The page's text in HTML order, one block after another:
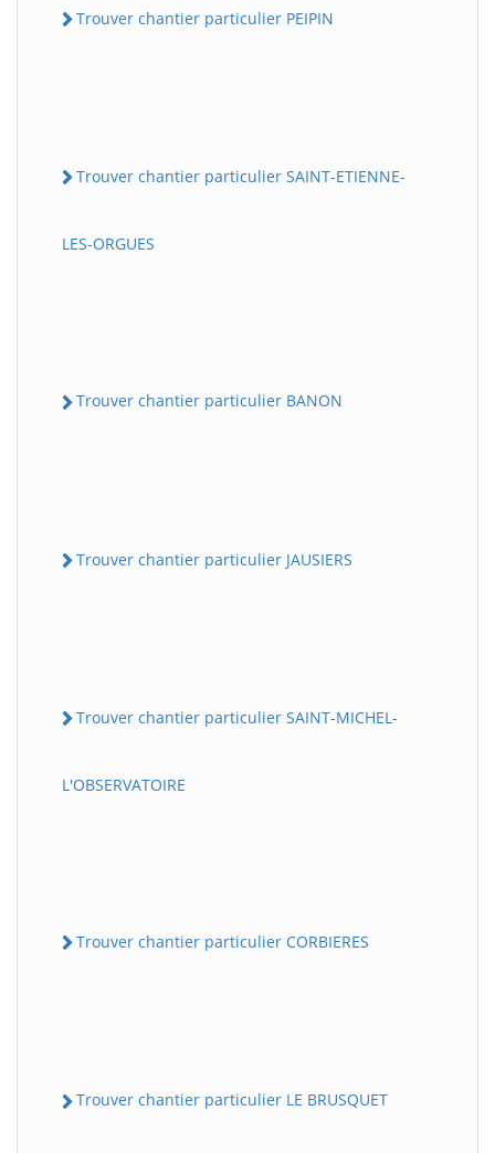
Trouver chantier particulier PEIPIN
Trouver chantier particulier SAINT-ETIENNE-
LES-ORGUES
Trouver chantier particulier BANON
Trouver chantier particulier JAUSIERS
Trouver chantier particulier SAINT-MICHEL-
L'OBSERVATOIRE
Trouver chantier particulier CORBIERES
Trouver chantier particulier LE BRUSQUET